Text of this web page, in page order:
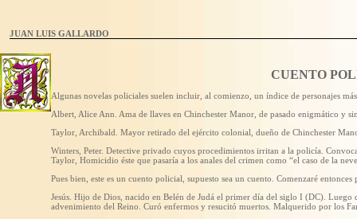
JUAN LUIS GALLARDO
CUENTO
Algunas novelas policiales suelen incluir, al comienzo, un índice de personajes
Albert, Alice Ann. Ama de llaves en Chinchester Manor, de pasado enigmático y
Taylor, Archibald. Mayor retirado del ejército colonial, dueño de Chinchester
Winters, Peter. Detective privado cuyos procedimientos irritan a la policía.
Taylor, Homicidio éste que pasaría a los anales del crimen como “el caso de la
Pues bien, este es un cuento policial, supuesto sea un cuento. Comenzaré
Jesús. Hijo de Dios, nacido en Belén de Judá el primer día del siglo I (DC). Luego
advenimiento del Reino. Curó enfermos y resucitó muertos. Malquerido por los